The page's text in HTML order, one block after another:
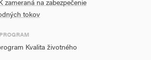
zameraná na zabezpečenie
tokov
Kvalita životného